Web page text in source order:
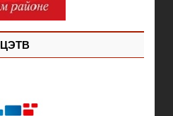
ЦЭТВ